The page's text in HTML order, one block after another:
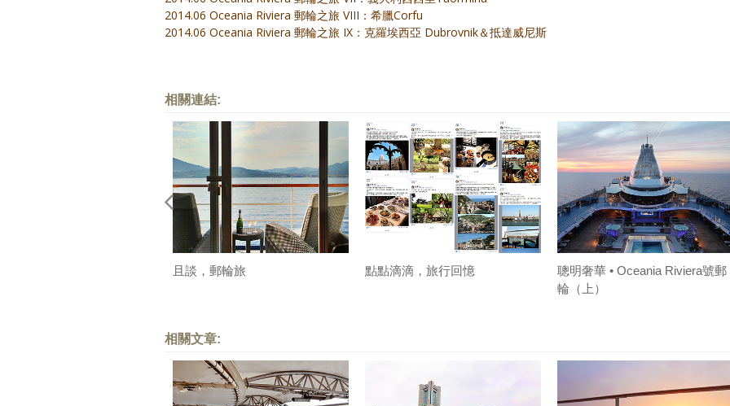
2014.06 Oceania Riviera 郵輪之旅 VIII：希臘Corfu
2014.06 Oceania Riviera 郵輪之旅 IX：克羅埃西亞 Dubrovnik＆抵達威尼斯
相關連結:
且談，郵輪旅 點點滴滴，旅行回憶
聰明奢華 • Oceania Riviera號郵
輪（上）
相關文章: